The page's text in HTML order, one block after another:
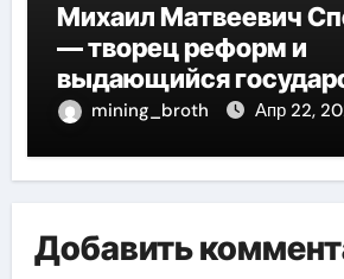
Михаил Матвеевич
— творец реформ и
выдающийся
деятель России
mining_broth Апр 22,
Добавить